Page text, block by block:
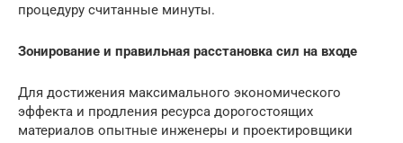
процедуру считанные минуты.
Зонирование и правильная расстановка сил на входе
Для достижения максимального экономического
эффекта и продления ресурса дорогостоящих
материалов опытные инженеры и проектировщики